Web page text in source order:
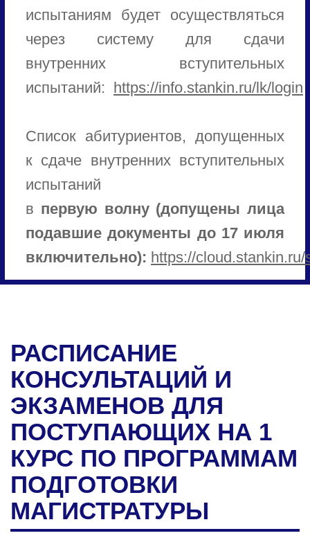
испытаниям будет осуществляться
через систему для сдачи
внутренних вступительных
испытаний: https://info.stankin.ru/lk/login
Список абитуриентов, допущенных
к сдаче внутренних вступительных
испытаний
в первую волну (допущены лица
подавшие документы до 17 июля
включительно): https://
РАСПИСАНИЕ
КОНСУЛЬТАЦИЙ И
ЭКЗАМЕНОВ ДЛЯ
ПОСТУПАЮЩИХ НА 1
КУРС ПО ПРОГРАММАМ
ПОДГОТОВКИ
МАГИСТРАТУРЫ